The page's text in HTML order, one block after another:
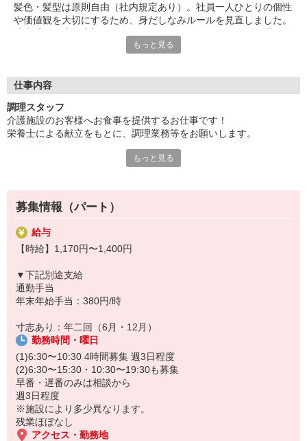
髪色・髪型は原則自由（社内規定あり）。社員一人ひとりの個性
や価値観を大切にするため、身だしなみルールを見直しました。
働いた分の給与を給料日前に受け取れる「給与前払い制度」を導
生制度です。※入社翌月の第5営業日より利用可能
もっと見る
仕事内容
調理スタッフ
介護施設のお客様へお食事を提供するお仕事です！
栄養士による献立をもとに、調理業務等をお願いします。
・帳票類の作成、管理
イベント食にも力を入れており、メニューの提案もできます！
◆ブランクOKで安心
子育てや介護などで現場を離れていた方も大歓迎！丁寧な研修と先
も安心して仕事復帰できます。「もう一度、人と関わる仕事がした
い」「培った経験を活かしたい」そんな気持ちをしっかり受け止め
る職場です。久しぶりの社会復帰を応援します。
◆温かい雰囲気の職場
お客様はもちろん、一緒に働く仲間同士の信頼関係も大切にしてい
る職場です。困った時は自然と助け合い、喜びはみんなで共有。人
を思いやる文化が根付いており、「この仲間と働けて良かった」と
思える環境です。人間関係が良く、長く働きたくなる職場を目指し
ています。
もっと見る
募集情報（パート）
給与
【時給】1,170円〜1,400円
▼下記別途支給
通勤手当
年末年始手当：380円/時
寸志あり：年二回（6月・12月）
勤務時間・曜日
(1)6:30〜10:30 4時間募集 週3日程度
(2)6:30〜15:30・10:30〜19:30も募集
早番・遅番のみは相談から
週3日程度
※施設により多少異なります。
残業ほぼなし
アクセス・勤務地